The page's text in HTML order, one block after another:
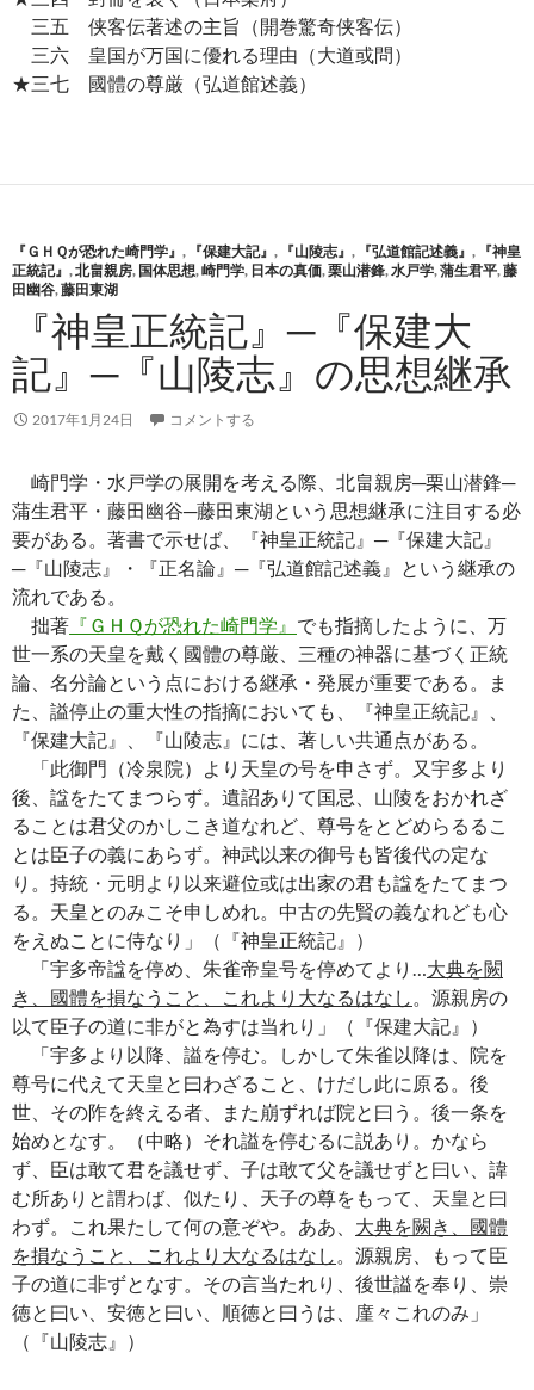
三五 侠客伝著述の主旨（開巻驚奇侠客伝）
三六 皇国が万国に優れる理由（大道或問）
★三七 國體の尊厳（弘道館述義）
『ＧＨＱが恐れた崎門学』 , 『保建大記』 , 『山陵志』 , 『弘道館記述義』 , 『神皇
正統記』 ,北畠親房, 国体思想,崎門学, 日本の真価,栗山潜鋒,水戸学,蒲生君平,藤
田幽谷,藤田東湖
『神皇正統記』─『保建大
記』─『山陵志』の思想継承
2017年1月24日 コメントする
崎門学・水戸学の展開を考える際、北畠親房─栗山潜鋒─
蒲生君平・藤田幽谷─藤田東湖という思想継承に注目する必
要がある。著書で示せば、『神皇正統記』─『保建大記』
─『山陵志』・『正名論』─『弘道館記述義』という継承の
流れである。
拙著 『ＧＨＱが恐れた崎門学』 でも指摘したように、万
世一系の天皇を戴く國體の尊厳、三種の神器に基づく正統
論、名分論という点における継承・発展が重要である。ま
た、謚停止の重大性の指摘においても、『神皇正統記』、
『保建大記』、『山陵志』には、著しい共通点がある。
「此御門（冷泉院）より天皇の号を申さず。又宇多より
後、諡をたてまつらず。遺詔ありて国忌、山陵をおかれざ
ることは君父のかしこき道なれど、尊号をとどめらるるこ
とは臣子の義にあらず。神武以来の御号も皆後代の定な
り。持統・元明より以来避位或は出家の君も諡をたてまつ
る。天皇とのみこそ申しめれ。中古の先賢の義なれども心
をえぬことに侍なり」（『神皇正統記』）
「宇多帝諡を停め、朱雀帝皇号を停めてより…大典を闕
き、國體を損なうこと、これより大なるはなし 。源親房の
以て臣子の道に非がと為すは当れり」（『保建大記』）
「宇多より以降、謚を停む。しかして朱雀以降は、院を
尊号に代えて天皇と曰わざること、けだし此に原る。後
世、その阼を終える者、また崩ずれば院と曰う。後一条を
始めとなす。（中略）それ謚を停むるに説あり。かなら
ず、臣は敢て君を議せず、子は敢て父を議せずと曰い、諱
む所ありと謂わば、似たり、天子の尊をもって、天皇と曰
わず。これ果たして何の意ぞや。ああ、 大典を闕き、國體
を損なうこと、これより大なるはなし 。源親房、もって臣
子の道に非ずとなす。その言当たれり、後世謚を奉り、崇
徳と曰い、安徳と曰い、順徳と曰うは、廑々これのみ」
（『山陵志』）